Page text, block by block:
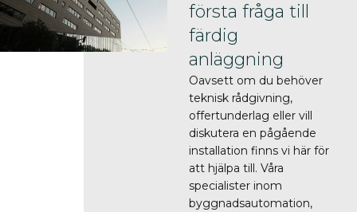
första fråga till
färdig
anläggning
Oavsett om du behöver
teknisk rådgivning,
offertunderlag eller vill
diskutera en pågående
installation finns vi här för
att hjälpa till. Våra
specialister inom
byggnadsautomation,